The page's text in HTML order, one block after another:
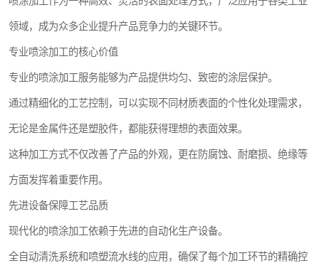
领域，成为众多企业提升产品竞争力的关键环节。
专业喷涂加工的核心价值
专业的喷涂加工服务能够为产品提供均匀、致密的涂层保护。
通过精细化的工艺控制，可以实现不同材质表面的个性化处理需求，
无论是金属件还是塑胶件，都能获得理想的表面效果。
这种加工方式不仅改善了产品的外观，更在防腐蚀、耐磨损、绝缘等
方面发挥着重要作用。
先进设备保障工艺品质
现代化的喷涂加工依赖于先进的自动化生产设备。
全自动清洗系统和喷塑流水线的应用，确保了每个加工环节的精确控